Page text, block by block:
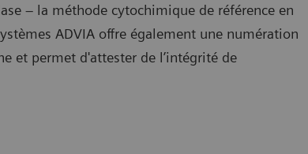
– la méthode cytochimique de référence en
ADVIA offre également une numération
et permet d'attester de l’intégrité de